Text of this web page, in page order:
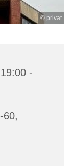
© privat
-
60,